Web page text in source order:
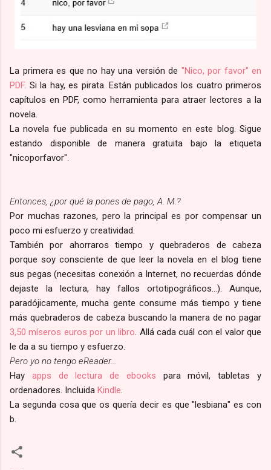
La primera es que no hay una versión de "Nico, por favor" en
PDF. Si la hay, es pirata. Están publicados los cuatro primeros
capítulos en PDF, como herramienta para atraer lectores a la
novela.
La novela fue publicada en su momento en este blog. Sigue
estando disponible de manera gratuita bajo la etiqueta
"nicoporfavor".
Entonces, ¿por qué la pones de pago, A. M.?
Por muchas razones, pero la principal es por compensar un
poco mi esfuerzo y creatividad.
También por ahorraros tiempo y quebraderos de cabeza
porque soy consciente de que leer la novela en el blog tiene
sus pegas (necesitas conexión a Internet, no recuerdas dónde
dejaste la lectura, hay fallos ortotipográficos...). Aunque,
paradójicamente, mucha gente consume más tiempo y tiene
más quebraderos de cabeza buscando la manera de no pagar
3,50 míseros euros por un libro. Allá cada cuál con el valor que
le da a su tiempo y esfuerzo.
Pero yo no tengo eReader...
Hay apps de lectura de ebooks para móvil, tabletas y
ordenadores. Incluida Kindle.
La segunda cosa que os quería decir es que "lesbiana" es con
b.